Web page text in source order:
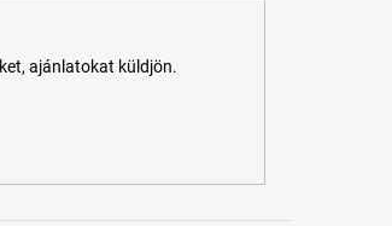
ajánlatokat küldjön.